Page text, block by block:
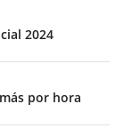
2024
por hora